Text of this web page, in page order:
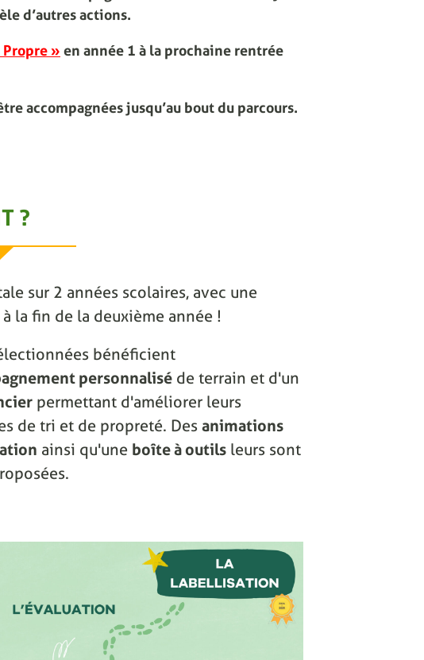
d’autres actions.
» en année 1 à la prochaine rentrée
accompagnées jusqu’au bout du parcours.
?
sur 2 années scolaires, avec une
la fin de la deuxième année !
bénéficient
personnalisé de terrain et d'un
permettant d'améliorer leurs
de tri et de propreté. Des animations
ainsi qu'une boîte à outils leurs sont